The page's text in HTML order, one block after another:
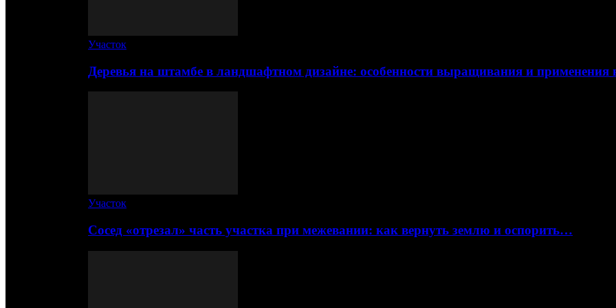
Участок
Деревья на штамбе в ландшафтном дизайне: особенности выращивания и
Участок
Сосед «отрезал» часть участка при межевании: как вернуть землю и оспорить…